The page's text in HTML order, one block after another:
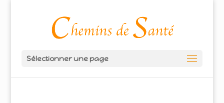
Sélectionner une page